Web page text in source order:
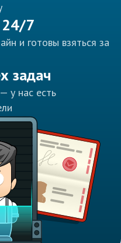
24/7
и готовы взяться за
задач
у нас есть